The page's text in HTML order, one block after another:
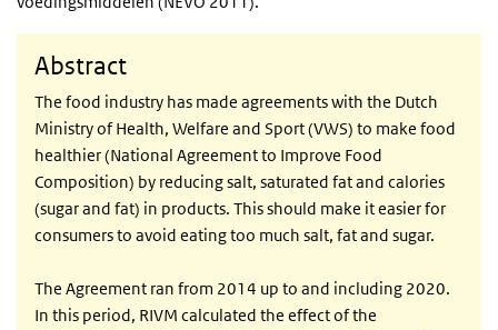
Abstract
The food industry has made agreements with the Dutch
Ministry of Health, Welfare and Sport (VWS) to make food
healthier (National Agreement to Improve Food
Composition) by reducing salt, saturated fat and calories
(sugar and fat) in products. This should make it easier for
consumers to avoid eating too much salt, fat and sugar.
The Agreement ran from 2014 up to and including 2020.
In this period, RIVM calculated the effect of the